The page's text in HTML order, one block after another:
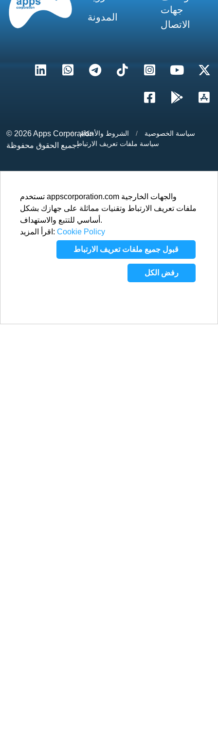
المدونة
جهات
الاتصال
© 2026Apps Corporation
جميع الحقوق محفوظة.
سياسة الخصوصية / الشروط والأحكام
/
سياسة ملفات تعريف الارتباط
تستخدم appscorporation.com والجهات الخارجية
ملفات تعريف الارتباط وتقنيات مماثلة على جهازك بشكل
أساسي للتتبع والاستهداف.
اقرأ المزيد: Cookie Policy
قبول جميع ملفات تعريف الارتباط
رفض الكل